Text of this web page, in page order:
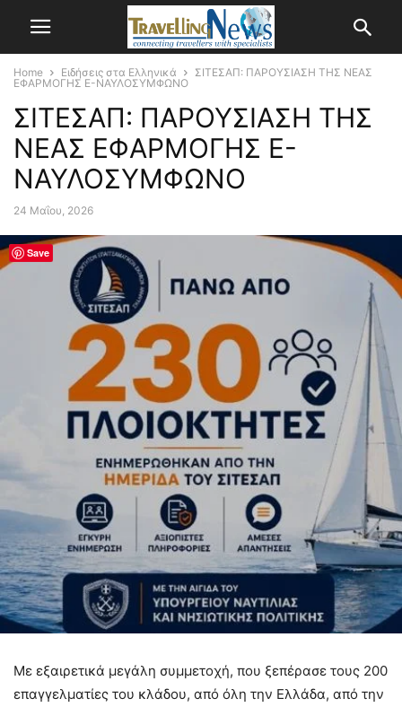
Home Ειδήσεις στα Ελληνικά
ΣΙΤΕΣΑΠ: ΠΑΡΟΥΣΙΑΣΗ ΤΗΣ ΝΕΑΣ
ΕΦΑΡΜΟΓΗΣ Ε-ΝΑΥΛΟΣΥΜΦΩΝΟ
ΣΙΤΕΣΑΠ: ΠΑΡΟΥΣΙΑΣΗ ΤΗΣ
ΝΕΑΣ ΕΦΑΡΜΟΓΗΣ Ε-
ΝΑΥΛΟΣΥΜΦΩΝΟ
24 Μαΐου, 2026
Με εξαιρετικά μεγάλη συμμετοχή, που ξεπέρασε τους 200
επαγγελματίες του κλάδου, από όλη την Ελλάδα, από την
Save